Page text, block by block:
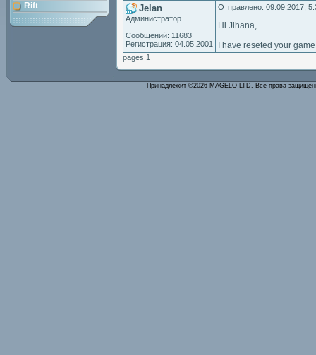
Rift
Jelan
Администратор
Сообщений: 11683
Регистрация: 04.05.2001
Отправлено: 09.09.2017,
Hi Jihana,
I have reseted your
pages 1
Принадлежит ©2026 MAGELO LTD. Все права